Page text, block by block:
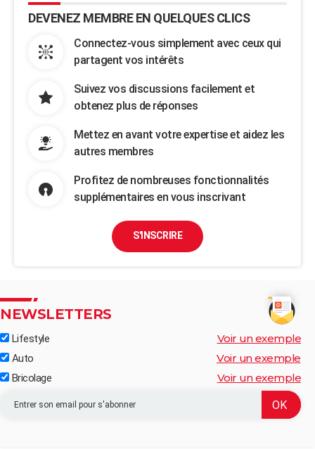
DEVENEZ MEMBRE EN QUELQUES CLICS
Connectez-vous simplement avec ceux qui
partagent vos intérêts
Suivez vos discussions facilement et
obtenez plus de réponses
Mettez en avant votre expertise et aidez les
autres membres
Profitez de nombreuses fonctionnalités
supplémentaires en vous inscrivant
S'INSCRIRE
NEWSLETTERS
Lifestyle Voir un exemple
Auto Voir un exemple
Bricolage Voir un exemple